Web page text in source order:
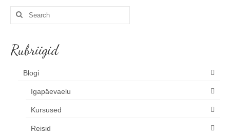
Personaalne koolitus
Reisid
Kontakt
Uudised ja blogi
Search
Rubriigid
Blogi
Igapäevaelu
Kursused
Reisid